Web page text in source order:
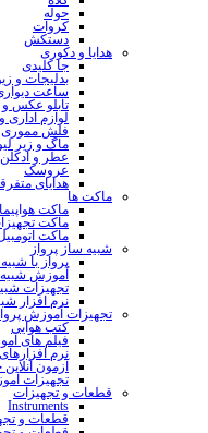
حوله
کروات
دستکش
هدایا و دکوری
جا کلیدی
بدلیجات و
ساعت
تابلو عکس و
لوازم اداری
فلش مموری
ماگ و زیر
عطر و ادکلن
عروسک
هدایای
ماکت ها
ماکت هواپیما
ماکت
ماکت
شبیه ساز پرواز
پرواز با
آموزش شبیه
تجهیزات
نرم افزار
تجهیزات آموزش
کتب هوایی
فیلم های
نرم
آزمون آنلاین
تجهیزات
قطعات و تجهیزات
Instruments
قطعات و